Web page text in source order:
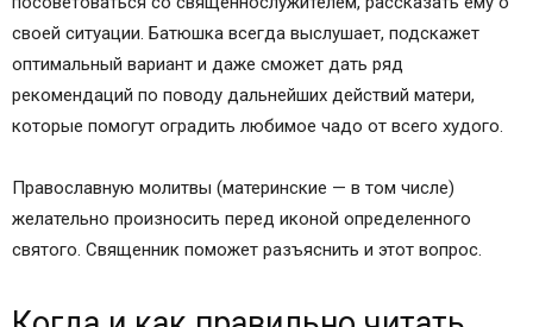
своей ситуации. Батюшка всегда выслушает, подскажет
оптимальный вариант и даже сможет дать ряд
рекомендаций по поводу дальнейших действий матери,
которые помогут оградить любимое чадо от всего худого.
Православную молитвы (материнские — в том числе)
желательно произносить перед иконой определенного
святого. Священник поможет разъяснить и этот вопрос.